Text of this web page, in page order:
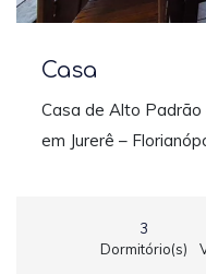
Casa
Casa de Alto
em Jurerê –
3
Dormitório(s)